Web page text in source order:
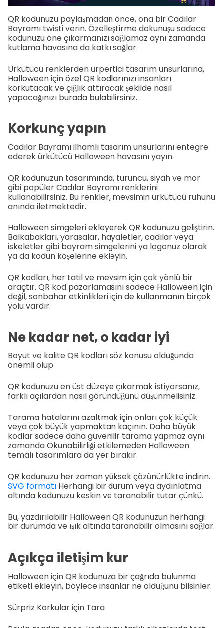
QR kodunuzu paylaşmadan önce, ona bir Cadılar
Bayramı twisti verin. Özelleştirme dokunuşu sadece
kodunuzu öne çıkarmanızı sağlamaz aynı zamanda
kutlama havasına da katkı sağlar.
Ürkütücü renklerden ürpertici tasarım unsurlarına,
Halloween için özel QR kodlarınızı insanları
korkutacak ve çığlık attıracak şekilde nasıl
yapacağınızı burada bulabilirsiniz.
Korkunç yapın
Cadılar Bayramı ilhamlı tasarım unsurlarını entegre
ederek ürkütücü Halloween havasını yayın.
QR kodunuzun tasarımında, turuncu, siyah ve mor
gibi popüler Cadılar Bayramı renklerini
kullanabilirsiniz. Bu renkler, mevsimin ürkütücü ruhunu
anında iletmektedir.
Halloween simgeleri ekleyerek QR kodunuzu geliştirin.
Balkabakları, yarasalar, hayaletler, cadılar veya
iskeletler gibi bayram simgelerini ya logonuz olarak
ya da kodun köşelerine ekleyin.
QR kodları, her tatil ve mevsim için çok yönlü bir
araçtır. QR kod pazarlamasını sadece Halloween için
değil, sonbahar etkinlikleri için de kullanmanın birçok
yolu vardır.
Ne kadar net, o kadar iyi
Boyut ve kalite QR kodları söz konusu olduğunda
önemli olup
QR kodunuzu en üst düzeye çıkarmak istiyorsanız,
farklı açılardan nasıl göründüğünü düşünmelisiniz.
Tarama hatalarını azaltmak için onları çok küçük
veya çok büyük yapmaktan kaçının. Daha büyük
kodlar sadece daha güvenilir tarama yapmaz aynı
zamanda Okunabilirliği etkilemeden Halloween
temalı tasarımlara da yer bırakır.
QR kodunuzu her zaman yüksek çözünürlükte indirin.
SVG formatı Herhangi bir durum veya aydınlatma
altında kodunuzu keskin ve taranabilir tutar çünkü.
Bu, yazdırılabilir Halloween QR kodunuzun herhangi
bir durumda ve ışık altında taranabilir olmasını sağlar.
Açıkça iletişim kur
Halloween için QR kodunuza bir çağrıda bulunma
etiketi ekleyin, böylece insanlar ne olduğunu bilsinler.
Sürpriz Korkular için Tara